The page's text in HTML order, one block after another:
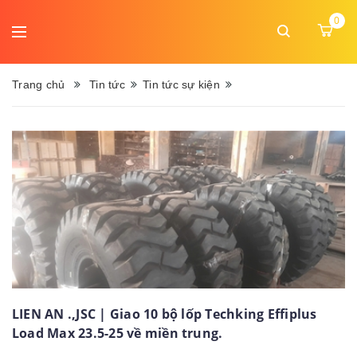
MỤC
ngữ:
chủ
Giới
thiệu
Sản
phẩm
vụ
0
Trang chủ Tin tức Tin tức sự kiện
LIEN AN .,JSC | Giao 10 bộ lốp Techking Effiplus
Load Max 23.5-25 về miền trung.